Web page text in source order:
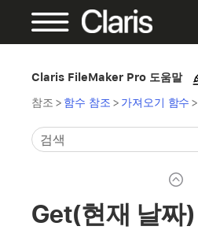
Claris FileMaker Pro 도움말
참조 > 함수 참조 > 가져오기 함수 >
Get(현재 날짜)